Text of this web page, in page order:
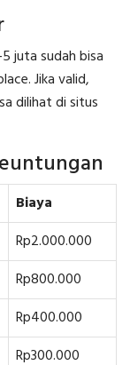
juta sudah bisa
Jika valid,
dilihat di situs
Biaya
Rp2.000.000
Rp800.000
Rp400.000
Rp300.000